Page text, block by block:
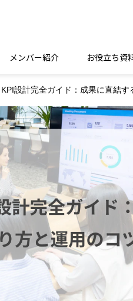
メンバー紹介 お役立ち資
設計完全ガイド：成果に直結